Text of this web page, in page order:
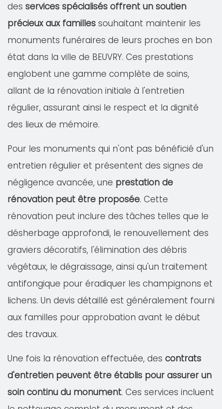
des services spécialisés offrent un soutien
précieux aux familles souhaitant maintenir les
monuments funéraires de leurs proches en bon
état dans la ville de BEUVRY. Ces prestations
englobent une gamme complète de soins,
allant de la rénovation initiale à l'entretien
régulier, assurant ainsi le respect et la dignité
des lieux de mémoire.
Pour les monuments qui n'ont pas bénéficié d'un
entretien régulier et présentent des signes de
négligence avancée, une prestation de
rénovation peut être proposée. Cette
rénovation peut inclure des tâches telles que le
désherbage approfondi, le renouvellement des
graviers décoratifs, l'élimination des débris
végétaux, le dégraissage, ainsi qu'un traitement
antifongique pour éradiquer les champignons et
lichens. Un devis détaillé est généralement fourni
aux familles pour approbation avant le début
des travaux.
Une fois la rénovation effectuée, des contrats
d'entretien peuvent être établis pour assurer un
soin continu du monument. Ces services incluent